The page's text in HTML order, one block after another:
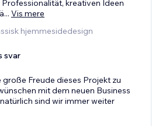
kreativen Ideen
... Vis mere
hjemmesidedesign
svar
große Freude dieses Projekt zu
mit dem neuen Business
sind wir immer weiter